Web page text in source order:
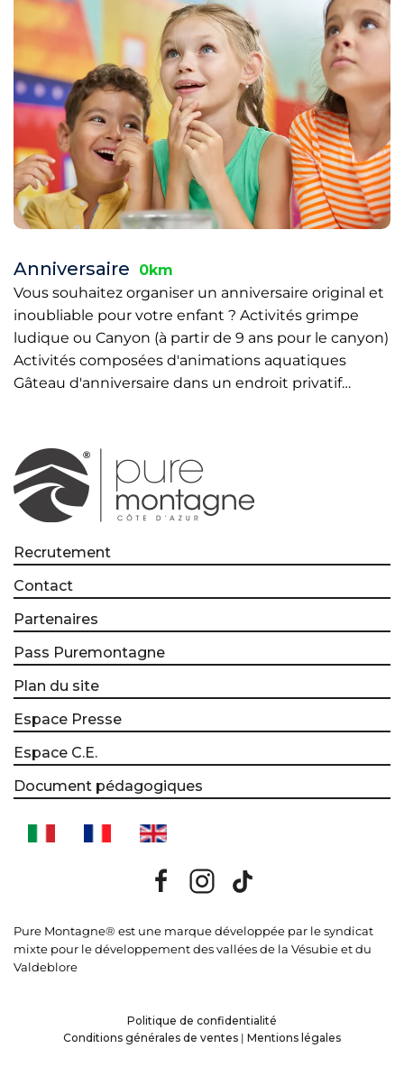
Anniversaire
0km
Vous souhaitez organiser un anniversaire original et
inoubliable pour votre enfant ? Activités grimpe
ludique ou Canyon (à partir de 9 ans pour le canyon)
Activités composées d'animations aquatiques
Gâteau d'anniversaire dans un endroit privatif…
Recrutement
Contact
Partenaires
Pass Puremontagne
Plan du site
Espace Presse
Espace C.E.
Document pédagogiques
Pure Montagne® est une marque développée par le syndicat
mixte pour le développement des vallées de la Vésubie et du
Valdeblore
Politique de confidentialité
Conditions générales de ventes | Mentions légales